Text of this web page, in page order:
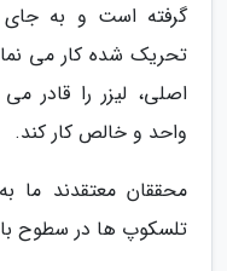
گرفته است و به جای
تحریک شده کار می
اصلی، لیزر را قادر
واحد و خالص کار کند.
محققان معتقدند ما
تلسکوپ ها در سطوح